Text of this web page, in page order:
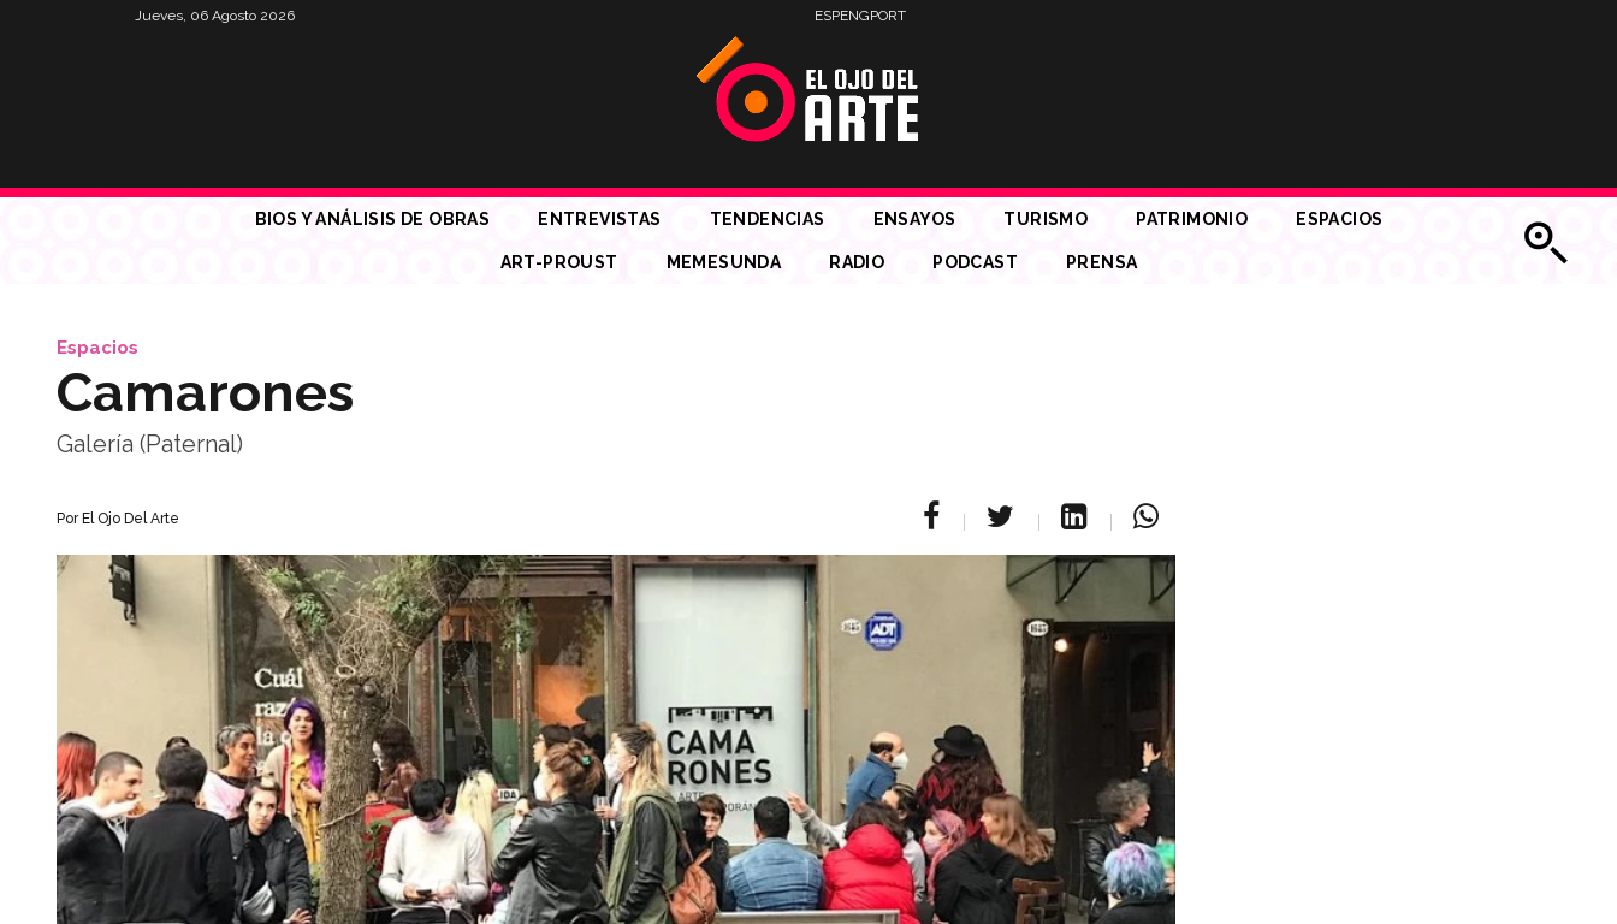
Jueves, 06 Agosto 2026 ESPENGPORT
BIOS Y ANÁLISIS DE OBRAS ENTREVISTAS TENDENCIAS ENSAYOS TURISMO PATRIMONIO ESPACIOS
ART-PROUST MEMESUNDA RADIO PODCAST PRENSA
Espacios
Camarones
Galería (Paternal)
Por El Ojo Del Arte